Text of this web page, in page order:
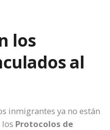
los
al
inmigrantes ya no están
Protocolos de